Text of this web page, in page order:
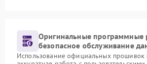
Оригинальные программные
безопасное обслуживание
Использование официальных прошивок